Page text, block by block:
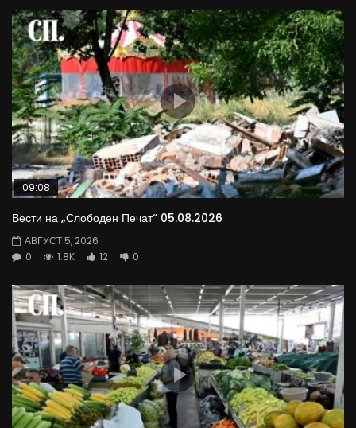
09:08
Вести на „Слободен Печат“ 05.08.2026
АВГУСТ 5, 2026
0
1.8K 12 0